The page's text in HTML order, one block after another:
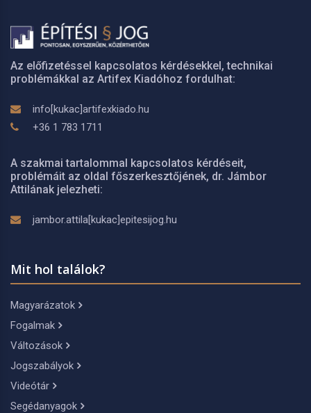
Az előfizetéssel kapcsolatos kérdésekkel, technikai
problémákkal az Artifex Kiadóhoz fordulhat:
info[kukac]artifexkiado.hu
+36 1 783 1711
A szakmai tartalommal kapcsolatos kérdéseit,
problémáit az oldal főszerkesztőjének, dr. Jámbor
Attilának jelezheti:
jambor.attila[kukac]epitesijog.hu
Mit hol találok?
Magyarázatok
Fogalmak
Változások
Jogszabályok
Videótár
Segédanyagok